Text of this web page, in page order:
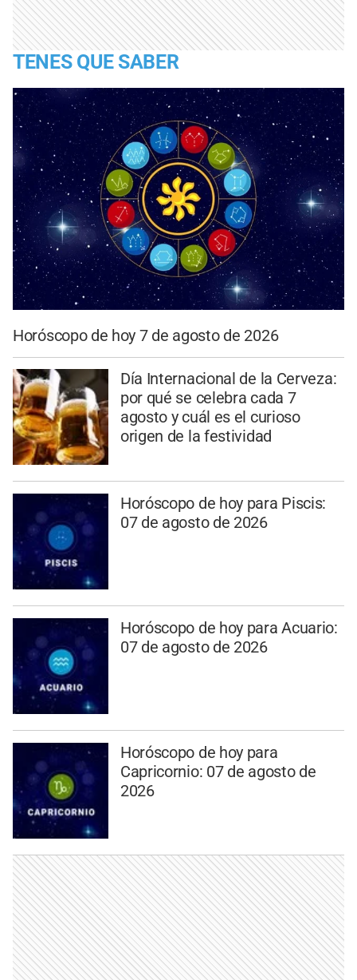
TENES QUE SABER
Horóscopo de hoy 7 de agosto de 2026
Día Internacional de la Cerveza:
por qué se celebra cada 7
agosto y cuál es el curioso
origen de la festividad
Horóscopo de hoy para Piscis:
07 de agosto de 2026
Horóscopo de hoy para Acuario:
07 de agosto de 2026
Horóscopo de hoy para
Capricornio: 07 de agosto de
2026